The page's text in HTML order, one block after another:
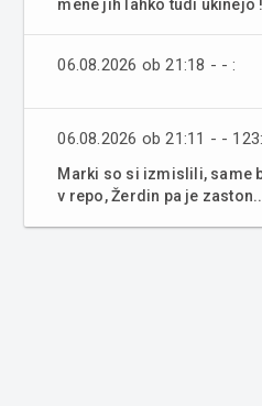
mene jih lahko tudi ukinejo !
06.08.2026 ob 21:18 - - :
06.08.2026 ob 21:11 - - 123:
Marki so si izmislili, same
v repo, Žerdin pa je